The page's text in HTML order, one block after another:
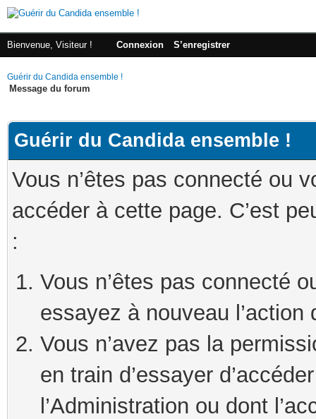
Bienvenue, Visiteur ! Connexion S’enregistrer
Guérir du Candida ensemble !
Message du forum
Guérir du Candida ensemble !
Vous n’êtes pas connecté ou
accéder à cette page. C’est
:
Vous n’êtes pas connecté
essayez à nouveau
Vous n’avez pas la
en train d’essayer
l’Administration ou dont